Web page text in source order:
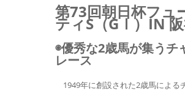
第73回朝日杯フュ
ティS（GⅠ）IN
◉優秀な2歳馬が集うチ
レース
1949年に創設された2歳馬による